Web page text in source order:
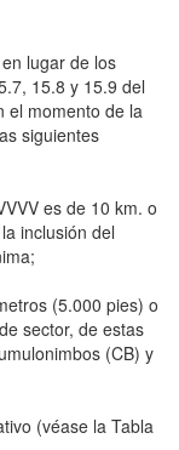
lugar de los
15.8 y 15.9 del
el momento de la
siguientes
es de 10 km. o
inclusión del
(5.000 pies) o
sector, de estas
(CB) y
(véase la Tabla